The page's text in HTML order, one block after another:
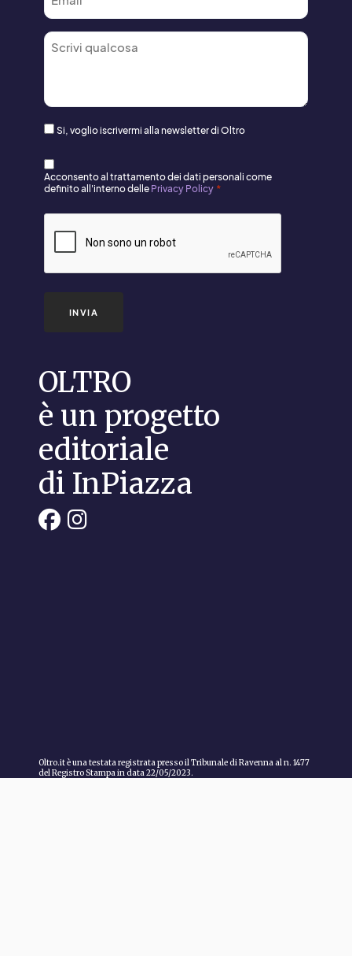
Commento
Consenso
Si, voglio iscrivermi alla newsletter di Oltro
Consenso
Newsletter*
Acconsento al trattamento dei dati personali come
definito all'interno delle Privacy Policy *
INVIA
OLTRO
è un progetto
editoriale
di InPiazza
Oltro.it è una testata registrata presso il Tribunale di Ravenna al n. 1477
del Registro Stampa in data 22/05/2023.